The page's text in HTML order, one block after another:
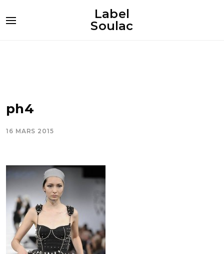
Label
Soulac
ph4
16 MARS 2015